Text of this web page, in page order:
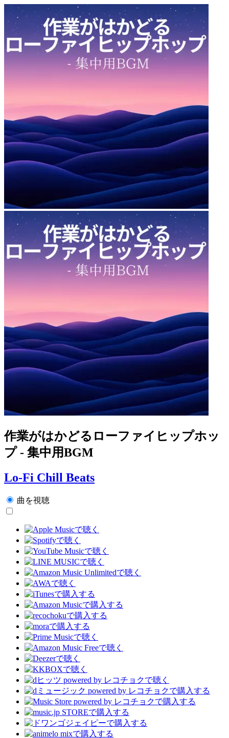
作業がはかどるローファイヒップホッ
プ - 集中用BGM
Lo-Fi Chill Beats
曲を視聴